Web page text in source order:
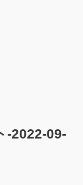
-2022-09-